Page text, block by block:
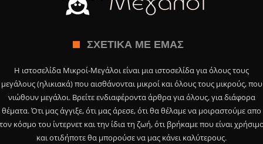
ΣΧΕΤΙΚΆ ΜΕ ΕΜΆΣ
Η ιστοσελίδα Μικροί-Μεγάλοι είναι μια ιστοσελίδα για όλους τους
μεγάλους (ηλικιακά) που αισθάνονται μικροί και όλους τους μικρούς, που
νιώθουν μεγάλοι. Βρείτε ενδιαφέροντα άρθρα για όλους, για διάφορα
θέματα. Ότι μας άγγιξε, ότι μας άρεσε, ότι θα θέλαμε να μοιραστούμε απο
κόσμο του ίντερνετ και την ίδια τη ζωή, ότι βρήκαμε που είναι
και οτιδήποτε θα μπορούσε να μας κάνει καλύτερους.